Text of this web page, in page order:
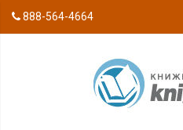
888-564-4664